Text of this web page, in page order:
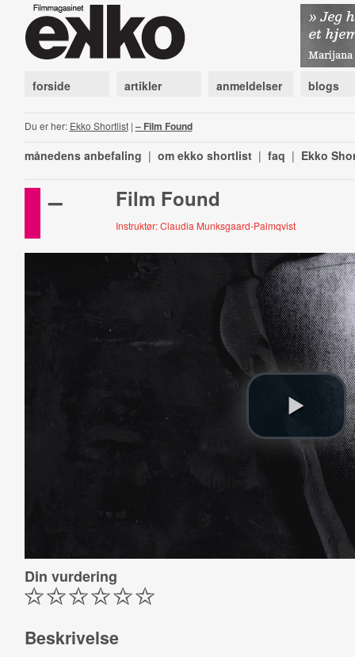
forside artikler anmeldelser blogs
Du er her: Ekko Shortlist| – Film Found
månedens anbefaling | om ekko shortlist | faq | Ekko
– Film Found
Instruktør: Claudia Munksgaard-Palmqvist
Din vurdering
Beskrivelse